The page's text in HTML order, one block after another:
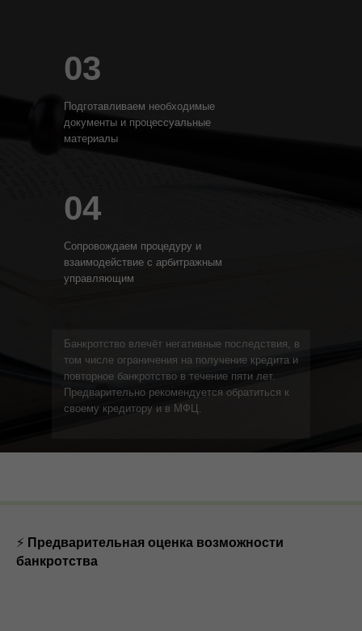
Банкротство влечёт негативные последствия, в
том числе ограничения на получение кредита и
повторное банкротство в течение пяти лет.
Предварительно рекомендуется обратиться к
своему кредитору и в МФЦ.
03
Подготавливаем необходимые
документы и процессуальные
материалы
04
Сопровождаем процедуру и
взаимодействие с арбитражным
управляющим
⚡ Предварительная оценка возможности
банкротства